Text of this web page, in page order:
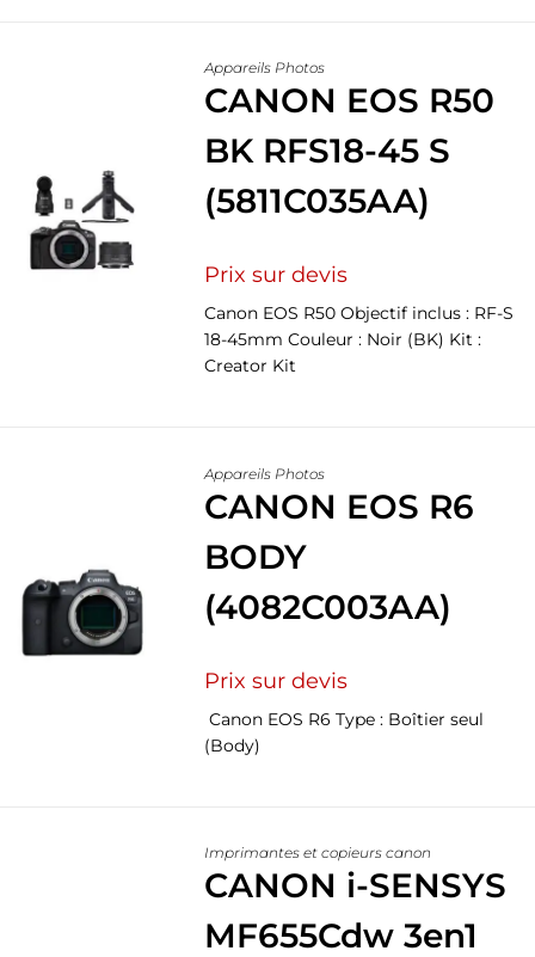
Appareils Photos
CANON EOS R50
BK RFS18-45 S
(5811C035AA)
Prix sur devis
Canon EOS R50 Objectif inclus : RF-S
18-45mm Couleur : Noir (BK) Kit :
Creator Kit
Appareils Photos
CANON EOS R6
BODY
(4082C003AA)
Prix sur devis
Canon EOS R6 Type : Boîtier seul
(Body)
Imprimantes et copieurs canon
CANON i-SENSYS
MF655Cdw 3en1